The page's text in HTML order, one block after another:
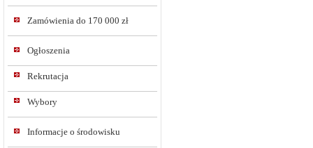
Zamówienia do 170 000 zł
Ogłoszenia
Rekrutacja
Wybory
Informacje o środowisku